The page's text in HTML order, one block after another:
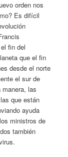
orden nos
Es difícil
fin del
que el fin
desde el norte
el sur de
las
que están
ayuda
ministros de
también